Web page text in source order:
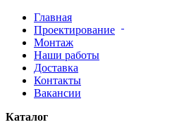
Главная
Проектирование
Монтаж
Наши работы
Доставка
Контакты
Вакансии
Каталог